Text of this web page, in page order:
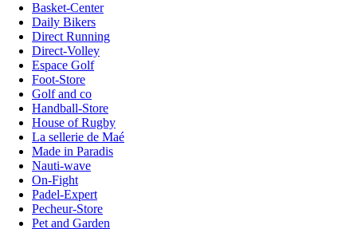
Basket-Center
Daily Bikers
Direct Running
Direct-Volley
Espace Golf
Foot-Store
Golf and co
Handball-Store
House of Rugby
La sellerie de Maé
Made in Paradis
Nauti-wave
On-Fight
Padel-Expert
Pecheur-Store
Pet and Garden